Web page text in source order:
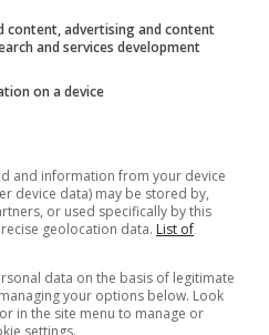
estiva pronta
E
di
ricetta l’ho
content, advertising and content
and services development
on a device
and information from your device
device data) may be stored by,
or used specifically by this
geolocation data. List of
data on the basis of legitimate
your options below. Look
in the site menu to manage or
settings.